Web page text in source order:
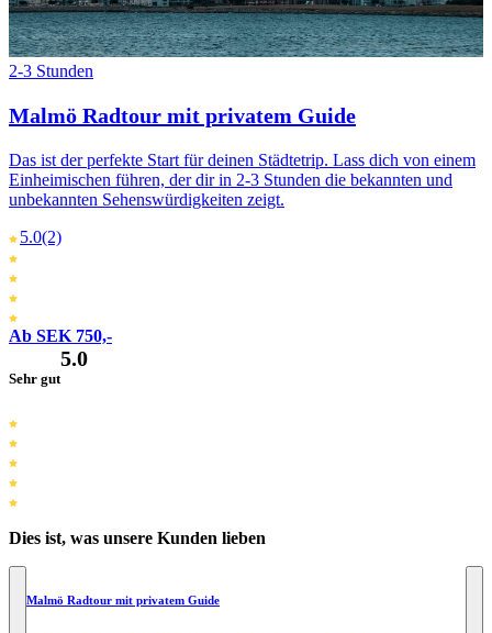
2-3 Stunden
Malmö Radtour mit privatem Guide
Das ist der perfekte Start für deinen Städtetrip. Lass dich von einem
Einheimischen führen, der dir in 2-3 Stunden die bekannten und
unbekannten Sehenswürdigkeiten zeigt.
5.0(2)
Ab SEK 750,-
Sehr gut
5.0
Dies ist, was unsere Kunden lieben
Malmö Radtour mit privatem Guide